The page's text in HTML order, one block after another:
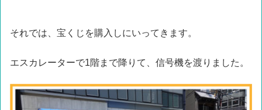
それでは、宝くじを購入しにいってきます。
エスカレーターで1階まで降りて、信号機を渡りました。